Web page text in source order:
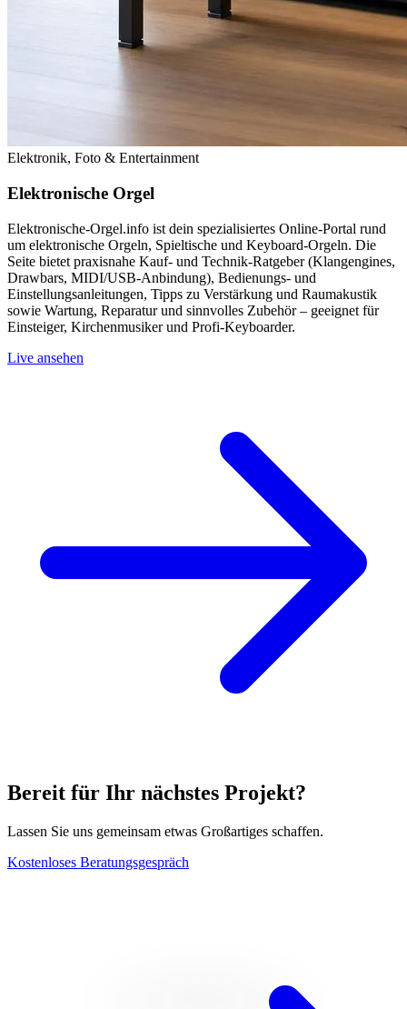
Elektronik, Foto & Entertainment
Elektronische Orgel
Elektronische-Orgel.info ist dein spezialisiertes Online-Portal rund
um elektronische Orgeln, Spieltische und Keyboard-Orgeln. Die
Seite bietet praxisnahe Kauf- und Technik-Ratgeber (Klangengines,
Drawbars, MIDI/USB-Anbindung), Bedienungs- und
Einstellungsanleitungen, Tipps zu Verstärkung und Raumakustik
sowie Wartung, Reparatur und sinnvolles Zubehör – geeignet für
Einsteiger, Kirchenmusiker und Profi-Keyboarder.
Live ansehen
Bereit für Ihr nächstes Projekt?
Lassen Sie uns gemeinsam etwas Großartiges schaffen.
Kostenloses Beratungsgespräch